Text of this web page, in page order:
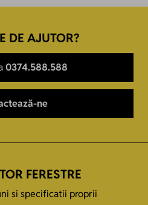
DE AJUTOR?
0374.588.588
ne
FERESTRE
si specificatii proprii